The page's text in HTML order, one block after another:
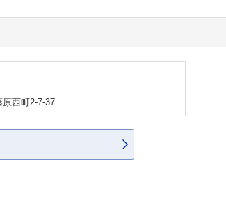
原西町2-7-37